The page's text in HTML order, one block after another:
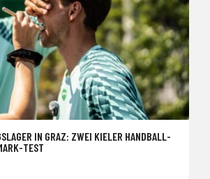
IN GRAZ: ZWEI KIELER HANDBALL-
TEST